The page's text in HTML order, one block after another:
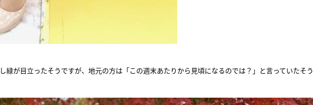
緑が目立ったそうですが、地元の方は「この週末あたりから見頃になるのでは？」と言っていたそう